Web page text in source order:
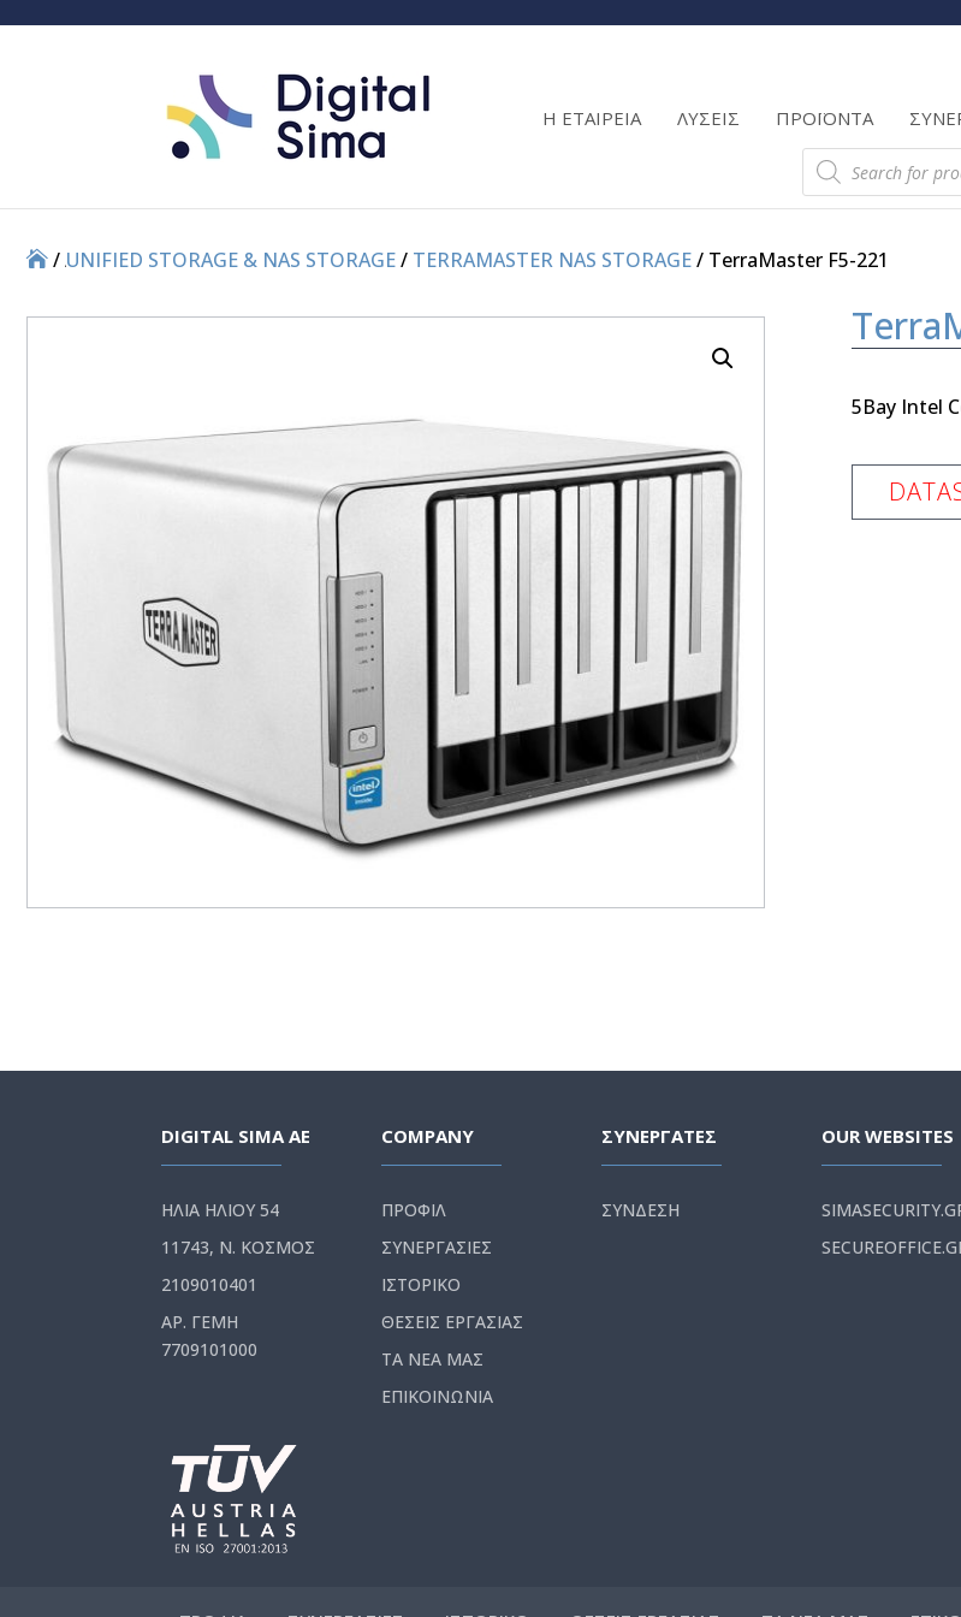
Η ΕΤΑΙΡΕΙΑ ΛΥΣΕΙΣ ΠΡΟΪΟΝΤΑ
Products
search
//
UNIFIED STORAGE & NAS STORAGE/ TERRAMASTER NAS STORAGE/ TerraMaster F5-221
5Bay Intel
DIGITAL SIMA AE
ΗΛΙΑ ΗΛΙΟΥ 54
11743, Ν. ΚΟΣΜΟΣ
2109010401
ΑΡ. ΓΕΜΗ
7709101000
COMPANY
ΠΡΟΦΙΛ
ΣΥΝΕΡΓΑΣΙΕΣ
ΙΣΤΟΡΙΚΟ
ΘΕΣΕΙΣ ΕΡΓΑΣΙΑΣ
ΤΑ ΝΕΑ ΜΑΣ
ΕΠΙΚΟΙΝΩΝΙΑ
ΣΥΝΕΡΓΑΤΕΣ
ΣΥΝΔΕΣΗ
OUR WEBSITES